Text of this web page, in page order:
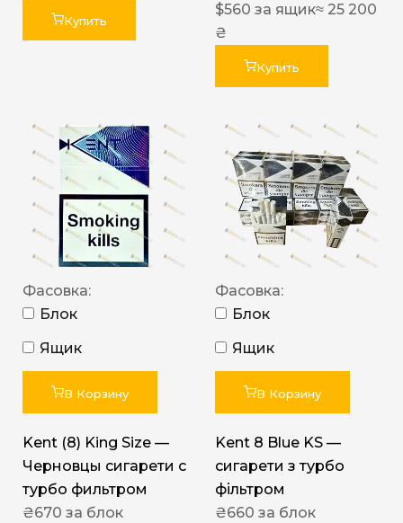
Купить
$560 за ящик≈ 25 200
₴
Купить
Фасовка:
Блок
Ящик
В Корзину
Kent (8) King Size —
Черновцы сигарети с
турбо фильтром
₴670 за блок
Фасовка:
Блок
Ящик
В Корзину
Kent 8 Blue KS —
сигарети з турбо
фільтром
₴660 за блок